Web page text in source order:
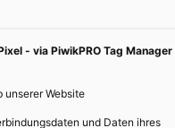
- via PiwikPRO Tag Manager
Website
und Daten ihres